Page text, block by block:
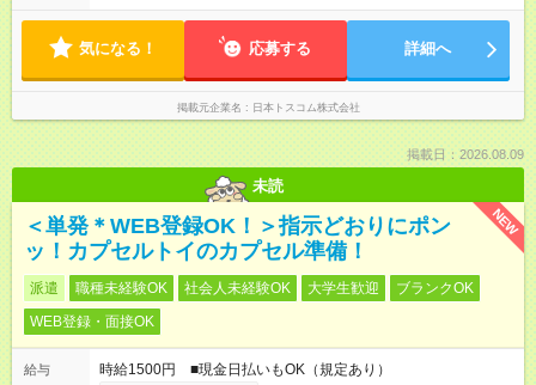
気になる！ 応募する 詳細へ
掲載元企業名 日本トスコム株式会社
掲載日：2026.08.09
未読
NEW
＜単発＊WEB登録OK！＞指示どおりにポン
ッ！カプセルトイのカプセル準備！
派遣 職種未経験OK 社会人未経験OK 大学生歓迎
ブランクOK
WEB登録・面接OK
給与
時給1500円 ■現金日払いもOK（規定あり）